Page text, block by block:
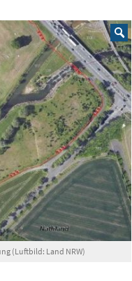
(Luftbild: Land NRW)